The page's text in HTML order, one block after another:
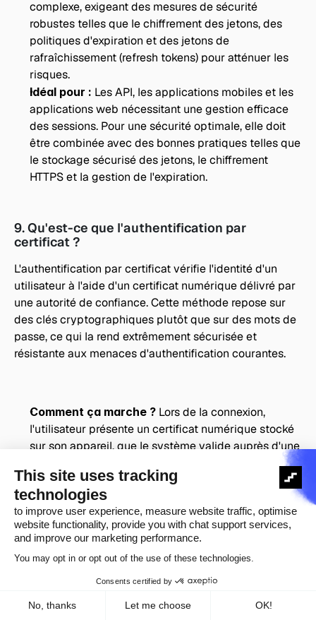
complexe, exigeant des mesures de sécurité
robustes telles que le chiffrement des jetons, des
politiques d'expiration et des jetons de
rafraîchissement (refresh tokens) pour atténuer les
risques.
Idéal pour : Les API, les applications mobiles et les
applications web nécessitant une gestion efficace
des sessions. Pour une sécurité optimale, elle doit
être combinée avec des bonnes pratiques telles que
le stockage sécurisé des jetons, le chiffrement
HTTPS et la gestion de l'expiration.
9. Qu'est-ce que l'authentification par
certificat ?
L'authentification par certificat vérifie l'identité d'un
utilisateur à l'aide d'un certificat numérique délivré par
une autorité de confiance. Cette méthode repose sur
des clés cryptographiques plutôt que sur des mots de
passe, ce qui la rend extrêmement sécurisée et
résistante aux menaces d'authentification courantes.
Comment ça marche ? Lors de la connexion,
l'utilisateur présente un certificat numérique stocké
sur son appareil, que le système valide auprès d'une
confirmant ainsi l'identité de l'utilisateur sans
requérir de mot de passe.
Pourquoi est-ce utile ? L'authentification étant
basée sur une validation cryptographique, les
certificats sont difficiles à falsifier et éliminent les
risques liés aux mots de passe faibles. Ils réduisent
également le besoin de connexions répétées, offrant
une expérience fluide aux utilisateurs d'entreprise.